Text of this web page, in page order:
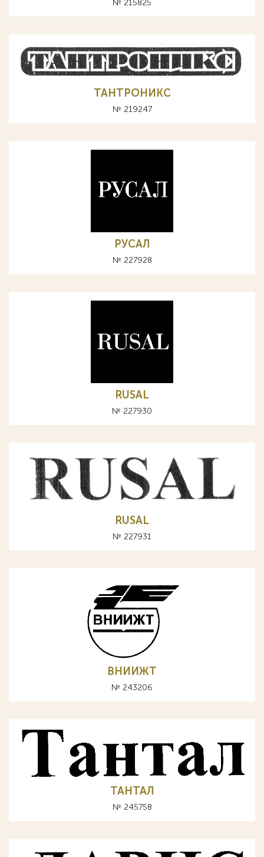
№ 215825
ТАНТРОНИКС
№ 219247
РУСАЛ
№ 227928
RUSAL
№ 227930
RUSAL
№ 227931
ВНИИЖТ
№ 243206
ТАНТАЛ
№ 245758